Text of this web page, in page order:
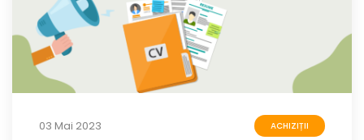
03 Mai 2023 ACHIZIȚII